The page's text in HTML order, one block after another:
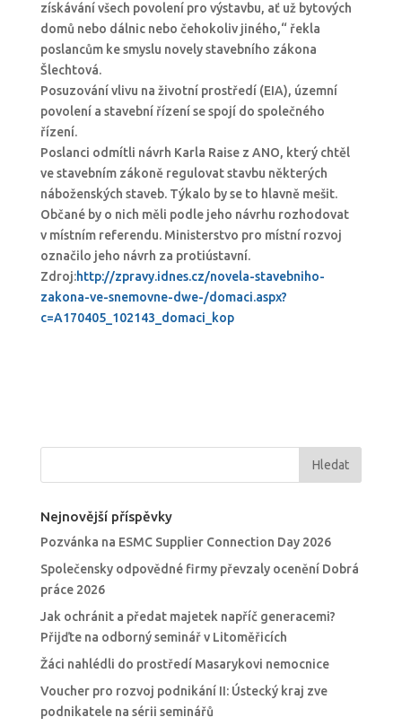
získávání všech povolení pro výstavbu, ať už bytových
domů nebo dálnic nebo čehokoliv jiného,“ řekla
poslancům ke smyslu novely stavebního zákona
Šlechtová.
Posuzování vlivu na životní prostředí (EIA), územní
povolení a stavební řízení se spojí do společného
řízení.
Poslanci odmítli návrh Karla Raise z ANO, který chtěl
ve stavebním zákoně regulovat stavbu některých
náboženských staveb. Týkalo by se to hlavně mešit.
Občané by o nich měli podle jeho návrhu rozhodovat
v místním referendu. Ministerstvo pro místní rozvoj
označilo jeho návrh za protiústavní.
Zdroj:http://zpravy.idnes.cz/novela-stavebniho-
zakona-ve-snemovne-dwe-/domaci.aspx?
c=A170405_102143_domaci_kop
Nejnovější příspěvky
Pozvánka na ESMC Supplier Connection Day 2026
Společensky odpovědné firmy převzaly ocenění Dobrá
práce 2026
Jak ochránit a předat majetek napříč generacemi?
Přijďte na odborný seminář v Litoměřicích
Žáci nahlédli do prostředí Masarykovi nemocnice
Voucher pro rozvoj podnikání II: Ústecký kraj zve
podnikatele na sérii seminářů